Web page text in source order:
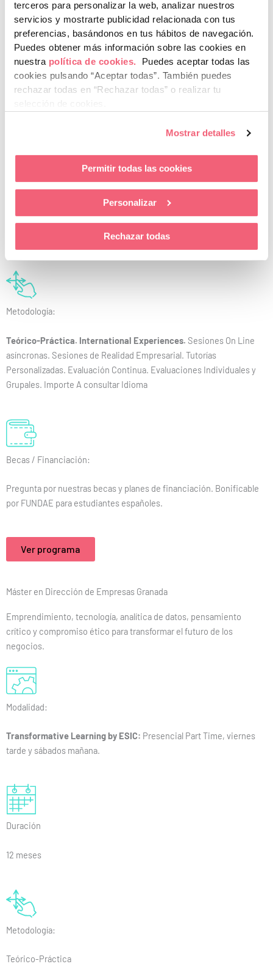
terceros para personalizar la web, analizar nuestros
servicios y mostrarte publicidad relacionada con tus
preferencias, basándonos en tus hábitos de navegación.
Puedes obtener más información sobre las cookies en
nuestra política de cookies.
Puedes aceptar todas las
cookies pulsando “Aceptar todas”. También puedes
rechazar todas en “Rechazar todas” o realizar tu
Mostrar detalles
Permitir todas las cookies
Personalizar
Rechazar todas
Transforma tu carrera con una formación especializada en análisis
Modalidad:
Octubre 2025 a Septiembre 2026
Metodología:
Teórico-Práctica. International Experiences. Sesiones On Line
asíncronas. Sesiones de Realidad Empresarial. Tutorías
Personalizadas. Evaluación Continua. Evaluaciones Individuales y
Grupales. Importe A consultar Idioma
Becas / Financiación:
Pregunta por nuestras becas y planes de financiación. Bonificable
por FUNDAE para estudiantes españoles.
Ver programa
Máster en Dirección de Empresas Granada
Emprendimiento, tecnología, analítica de datos, pensamiento
crítico y compromiso ético para transformar el futuro de los
negocios.
Modalidad:
Transformative Learning by ESIC: Presencial Part Time, viernes
tarde y sábados mañana.
Duración
12 meses
Metodología:
Teórico-Práctica